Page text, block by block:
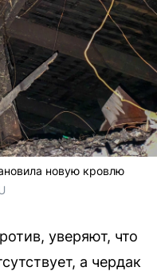
новую кровлю
уверяют, что
а чердак